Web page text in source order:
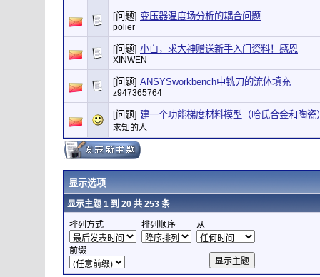
[问题] 变压器温度场分析的耦合问题
polier
[问题] 小白，求大神赠送新手入门资料！感恩
XINWEN
[问题] ANSYSworkbench中铣刀的流体填充
z947365764
[问题] 建一个功能梯度材料模型（哈氏合金和陶瓷
求知的人
显示选项
显示主题 1 到 20 共 253 条
排列方式 排列顺序 从
前缀